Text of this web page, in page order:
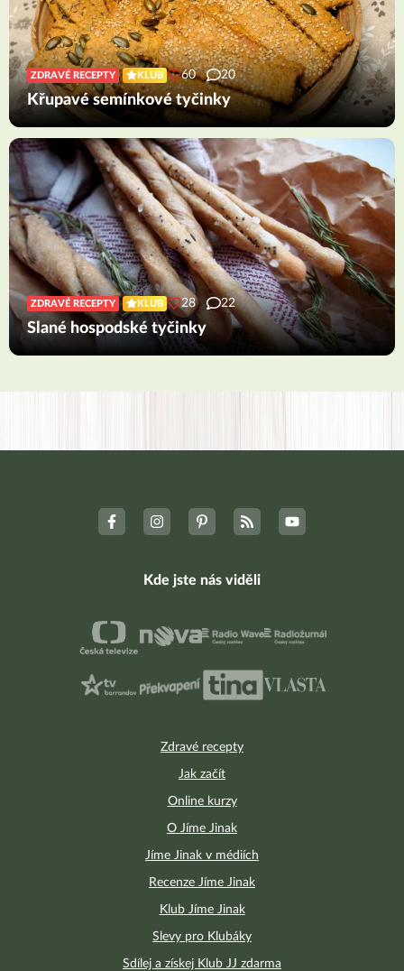
ZDRAVÉ RECEPTY KLUB 60 20
Křupavé semínkové tyčinky
ZDRAVÉ RECEPTY KLUB 28 22
Slané hospodské tyčinky
Zdravé recepty
Jak začít
Online kurzy
O Jíme Jinak
Jíme Jinak v médiích
Recenze Jíme Jinak
Klub Jíme Jinak
Slevy pro Klubáky
Sdílej a získej Klub JJ zdarma
Kde jste nás viděli